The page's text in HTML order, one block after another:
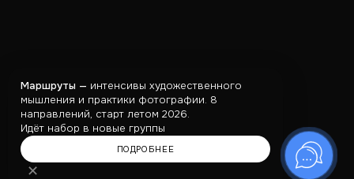
Маршруты — интенсивы художественного
мышления и практики фотографии. 8
направлений, старт летом 2026.
Идёт набор в новые группы
ПОДРОБНЕЕ
✕